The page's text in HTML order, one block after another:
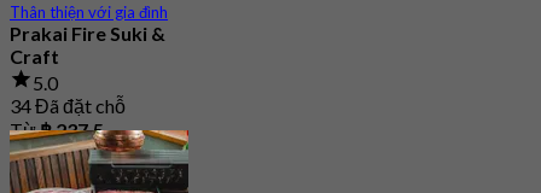
Thân thiện với gia đình
Prakai Fire Suki &
Craft
5.0
34 Đã đặt chỗ
Từ฿ 237.5